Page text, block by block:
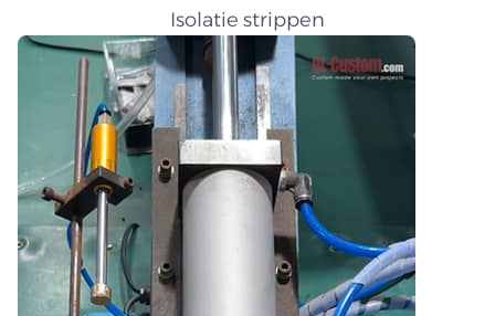
Isolatie strippen